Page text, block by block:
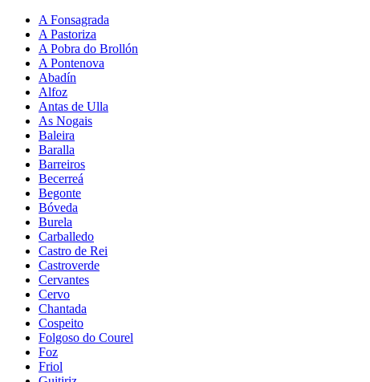
A Fonsagrada
A Pastoriza
A Pobra do Brollón
A Pontenova
Abadín
Alfoz
Antas de Ulla
As Nogais
Baleira
Baralla
Barreiros
Becerreá
Begonte
Bóveda
Burela
Carballedo
Castro de Rei
Castroverde
Cervantes
Cervo
Chantada
Cospeito
Folgoso do Courel
Foz
Friol